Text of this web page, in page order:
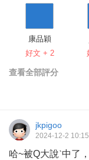
康品穎
好文 + 2
查看全部評分
jkpigoo
2024-12-2
哈~被Q大說ˋ中了